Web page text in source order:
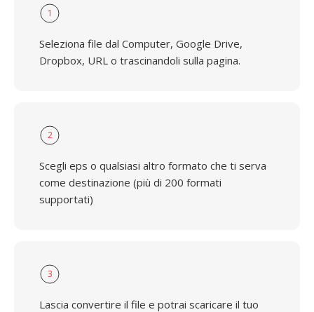
1
Seleziona file dal Computer, Google Drive,
Dropbox, URL o trascinandoli sulla pagina.
2
Scegli eps o qualsiasi altro formato che ti serva
come destinazione (più di 200 formati
supportati)
3
Lascia convertire il file e potrai scaricare il tuo